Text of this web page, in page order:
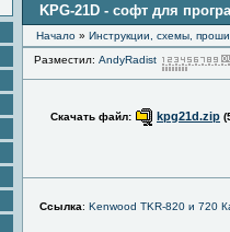
KPG-21D - софт для
Начало » Инструкции, схемы,
Разместил: AndyRadist
Скачать файл: kpg21d.zip
Ссылка: Kenwood TKR-820 и 720